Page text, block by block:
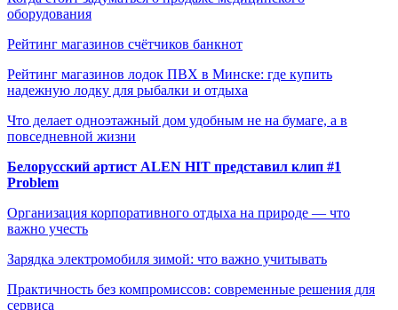
оборудования
Рейтинг магазинов счётчиков банкнот
Рейтинг магазинов лодок ПВХ в Минске: где купить
надежную лодку для рыбалки и отдыха
Что делает одноэтажный дом удобным не на бумаге, а в
повседневной жизни
Белорусский артист ALEN HIT представил клип #1
Problem
Организация корпоративного отдыха на природе — что
важно учесть
Зарядка электромобиля зимой: что важно учитывать
Практичность без компромиссов: современные решения для
сервиса